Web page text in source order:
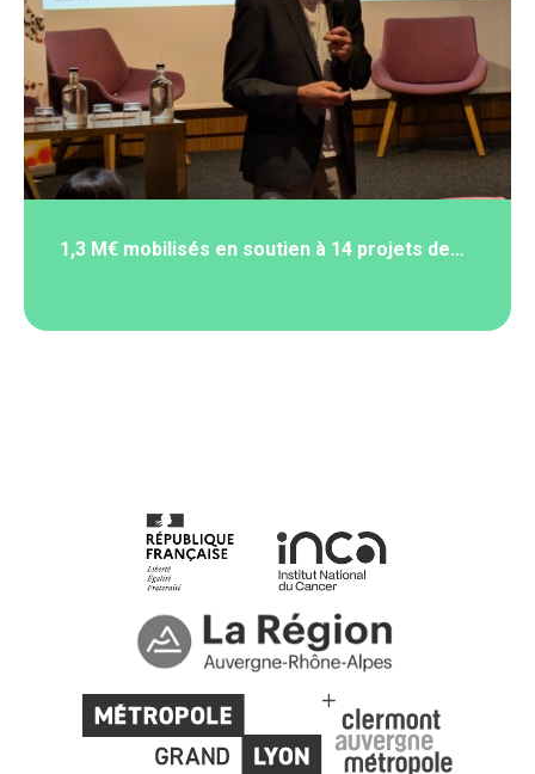
1,3 M€ mobilisés en soutien à 14 projets de…